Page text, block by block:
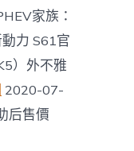
家族：
力 S61官
）外不雅
2020-07-
后售價